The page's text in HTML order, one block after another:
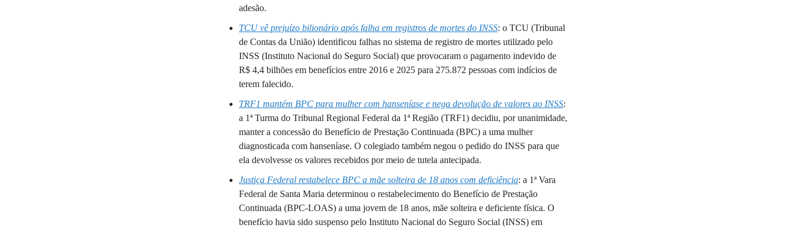
adesão.
TCU vê prejuízo bilionário após falha em registros de mortes do INSS: o TCU (Tribunal
de Contas da União) identificou falhas no sistema de registro de mortes utilizado pelo
INSS (Instituto Nacional do Seguro Social) que provocaram o pagamento indevido de
R$ 4,4 bilhões em benefícios entre 2016 e 2025 para 275.872 pessoas com indícios de
terem falecido.
TRF1 mantém BPC para mulher com hanseníase e nega devolução de valores ao INSS:
a 1ª Turma do Tribunal Regional Federal da 1ª Região (TRF1) decidiu, por unanimidade,
manter a concessão do Benefício de Prestação Continuada (BPC) a uma mulher
diagnosticada com hanseníase. O colegiado também negou o pedido do INSS para que
ela devolvesse os valores recebidos por meio de tutela antecipada.
Justiça Federal restabelece BPC a mãe solteira de 18 anos com deficiência: a 1ª Vara
Federal de Santa Maria determinou o restabelecimento do Benefício de Prestação
Continuada (BPC-LOAS) a uma jovem de 18 anos, mãe solteira e deficiente física. O
benefício havia sido suspenso pelo Instituto Nacional do Seguro Social (INSS) em